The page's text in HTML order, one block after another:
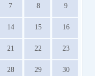
7 8 9
14 15 16
21 22 23
28 29 30